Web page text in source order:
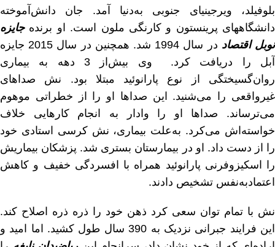
بلوفیلد، ویرجینیای جنوبی به‌دنیا آمد. جان دانش‌آموخته
دانشگاههای پرینستون و کارنگی ملون است. او برندهجایزه
نوبل اقتصاد
در سال 1994 شد. همچنین در سال 2015 جایزه
آبل را دریافت کرد. وی بیش‌از 3 دهه به بیماری
روان‌گسیختگی از نوع پارانوئید مبتلا بود. نش صداهای
غیرواقعی را می‌شنید. این صداها او را از خطراتی موهوم
می‌ترساند. صداها او را وادار به انجام کارهایی خلاف
خواسته‌اش می‌کرد. به‌علت بیماری، نش کرسی استادی خود
را از دست داد. او در بیمارستان بستری شد. پزشکان بیماریش
را اسکیزوفرنی پارانوئید همراه با افسردگی خفیف و کاهش
اعتمادبه‌نفس تشخیص دادند.
نش با تمام توان سعی کرد ذهن خود را ذره ذره اصلاح کند.
این فرایند جبرانی نزدیک به 390 سال طول کشید. اما امید و